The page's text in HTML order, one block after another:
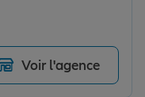
Voir l'agence